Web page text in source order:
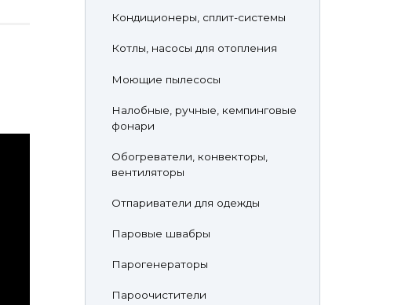
Кондиционеры, сплит-системы
Котлы, насосы для отопления
Моющие пылесосы
Налобные, ручные, кемпинговые
фонари
Обогреватели, конвекторы,
вентиляторы
Отпариватели для одежды
Паровые швабры
Парогенераторы
Пароочистители